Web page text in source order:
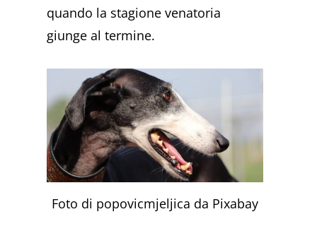
quando la stagione venatoria
giunge al termine.
Foto di popovicmjeljica da Pixabay